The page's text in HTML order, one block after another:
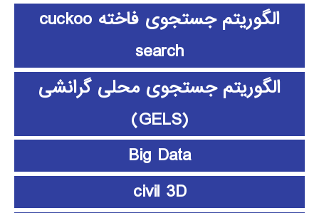
الگوریتم جستجوی فاخته cuckoo
search
الگوریتم جستجوی محلی گرانشی
(GELS)
Big Data
civil 3D